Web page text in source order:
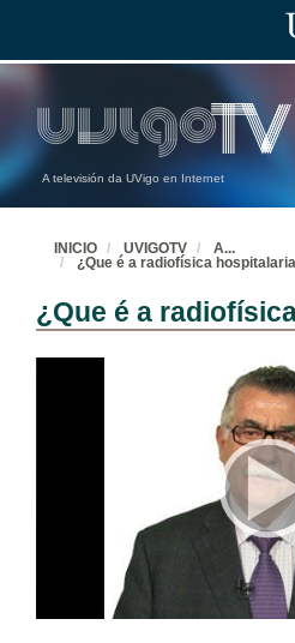
A televisión da UVigo en Internet
INICIO UVIGOTV A...
¿Que é a radiofísica
¿Que é a